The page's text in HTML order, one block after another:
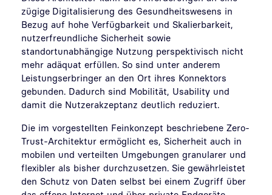
zügige Digitalisierung des Gesundheitswesens in
Bezug auf hohe Verfügbarkeit und Skalierbarkeit,
nutzerfreundliche Sicherheit sowie
standortunabhängige Nutzung perspektivisch nicht
mehr adäquat erfüllen. So sind unter anderem
Leistungserbringer an den Ort ihres Konnektors
gebunden. Dadurch sind Mobilität, Usability und
damit die Nutzerakzeptanz deutlich reduziert.
Die im vorgestellten Feinkonzept beschriebene Zero-
Trust-Architektur ermöglicht es, Sicherheit auch in
mobilen und verteilten Umgebungen granularer und
flexibler als bisher durchzusetzen. Sie gewährleistet
den Schutz von Daten selbst bei einem Zugriff über